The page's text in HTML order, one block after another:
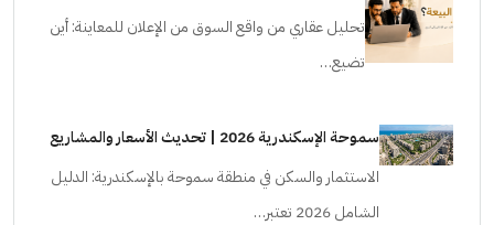
تحليل عقاري من واقع السوق من الإعلان للمعاينة: أين
تضيع…
سموحة الإسكندرية 2026 | تحديث الأسعار والمشاريع
الاستثمار والسكن في منطقة سموحة بالإسكندرية: الدليل
الشامل 2026 تعتبر…